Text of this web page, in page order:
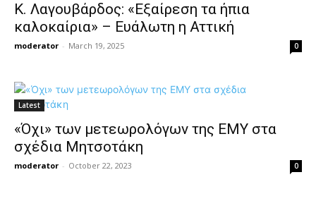
Κ. Λαγουβάρδος: «Εξαίρεση τα ήπια
καλοκαίρια» – Ευάλωτη η Αττική
moderator - March 19, 2025 0
Latest
«Όχι» των μετεωρολόγων της ΕΜΥ στα
σχέδια Μητσοτάκη
moderator - October 22, 2023 0